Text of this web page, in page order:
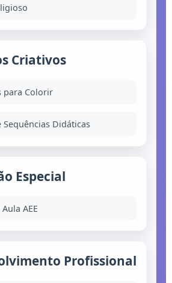
Criativos
para Colorir
Sequências Didáticas
Especial
AEE
Profissional